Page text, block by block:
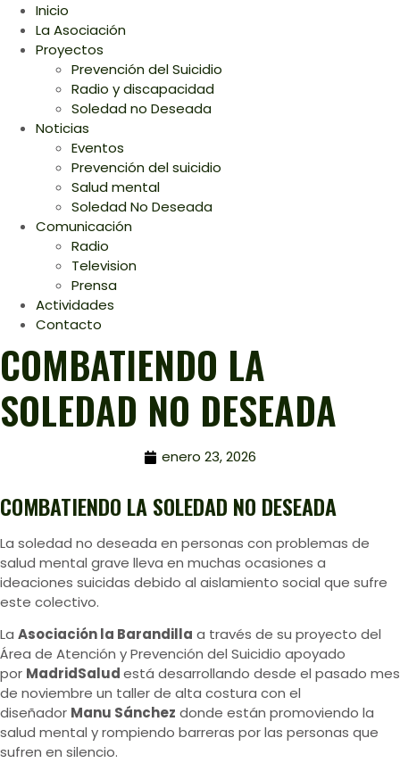
Inicio
La Asociación
Proyectos
Prevención del Suicidio
Radio y discapacidad
Soledad no Deseada
Noticias
Eventos
Prevención del suicidio
Salud mental
Soledad No Deseada
Comunicación
Radio
Television
Prensa
Actividades
Contacto
COMBATIENDO LA
SOLEDAD NO DESEADA
enero 23, 2026
COMBATIENDO LA SOLEDAD NO DESEADA
La soledad no deseada en personas con problemas de
salud mental grave lleva en muchas ocasiones a
ideaciones suicidas debido al aislamiento social que sufre
este colectivo.
La Asociación la Barandilla a través de su proyecto del
Área de Atención y Prevención del Suicidio apoyado
por MadridSaludestá desarrollando desde el pasado mes
de noviembre un taller de alta costura con el
diseñador Manu Sánchez donde están promoviendo la
salud mental y rompiendo barreras por las personas que
sufren en silencio.